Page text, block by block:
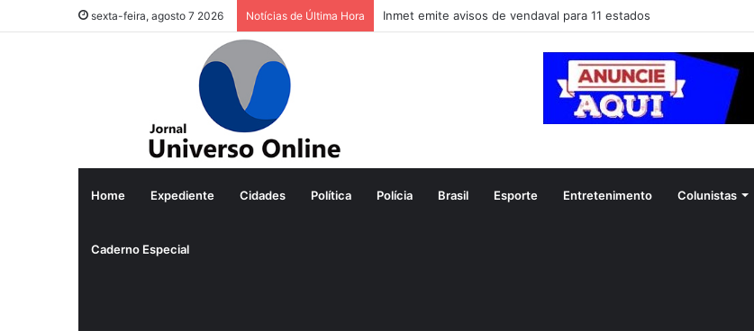
sexta-feira, agosto 7 2026 Notícias de Última Hora Veja dicas para economizar ao comprar o presente de Dia dos Pais
Home Expediente Cidades Política Polícia Brasil Esporte Entretenimento Colunistas
Caderno Especial